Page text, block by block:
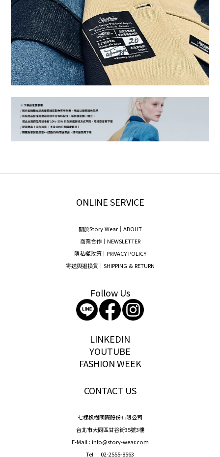
ONLINE SERVICE
關於Story Wear｜ABOUT
商業合作｜NEWSLETTER
隱私權政策｜PRIVACY POLICY
寄送與退換貨｜SHIPPING & RETURN
Follow Us
LINKEDIN
YOUTUBE
FASHION WEEK
CONTACT US
七棵橡樹國際股份有限公司
台北市大同區甘谷街35號3樓
E-Mail : info@story-wear.com
Tel : 02-2555-8563